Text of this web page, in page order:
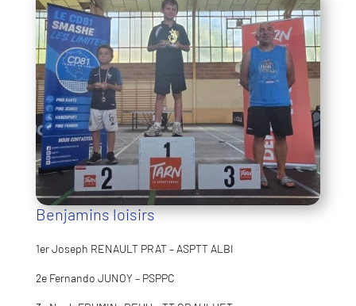
Benjamins loisirs
1er Joseph RENAULT PRAT – ASPTT ALBI
2e Fernando JUNOY – PSPPC